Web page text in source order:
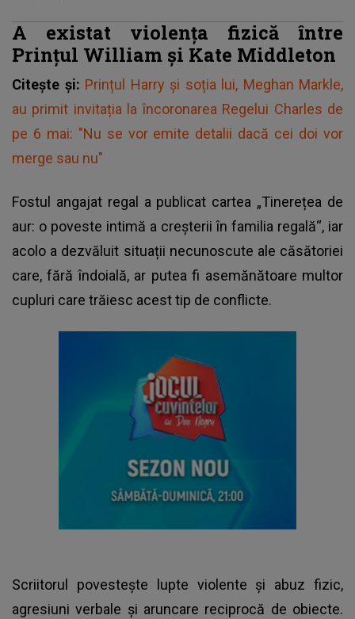
A existat violența fizică între
Prințul William și Kate Middleton
Citește și: Prințul Harry și soția lui, Meghan Markle,
au primit invitația la încoronarea Regelui Charles de
pe 6 mai: "Nu se vor emite detalii dacă cei doi vor
merge sau nu"
Fostul angajat regal a publicat cartea „Tinerețea de
aur: o poveste intimă a creșterii în familia regală“, iar
acolo a dezvăluit situații necunoscute ale căsătoriei
care, fără îndoială, ar putea fi asemănătoare multor
cupluri care trăiesc acest tip de conflicte.
Scriitorul povestește lupte violente și abuz fizic,
agresiuni verbale și aruncare reciprocă de obiecte.